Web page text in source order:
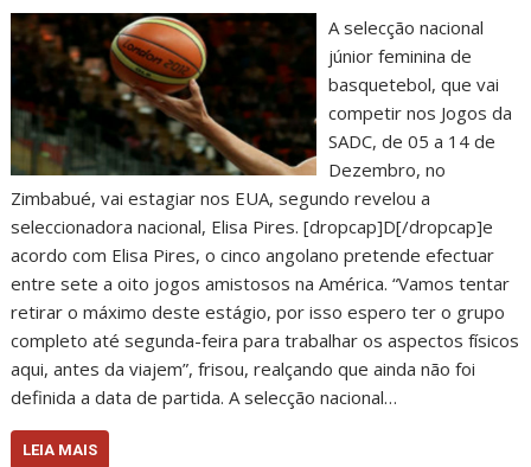
A selecção nacional
júnior feminina de
basquetebol, que vai
competir nos Jogos da
SADC, de 05 a 14 de
Dezembro, no
Zimbabué, vai estagiar nos EUA, segundo revelou a
seleccionadora nacional, Elisa Pires. [dropcap]D[/dropcap]e
acordo com Elisa Pires, o cinco angolano pretende efectuar
entre sete a oito jogos amistosos na América. “Vamos tentar
retirar o máximo deste estágio, por isso espero ter o grupo
completo até segunda-feira para trabalhar os aspectos físicos
aqui, antes da viajem”, frisou, realçando que ainda não foi
definida a data de partida. A selecção nacional…
LEIA MAIS